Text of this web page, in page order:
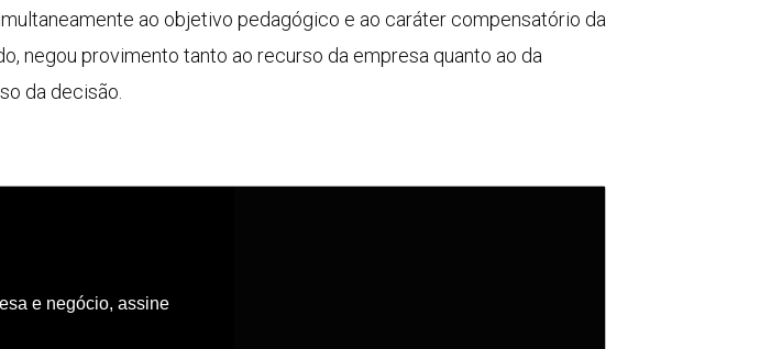
ao objetivo pedagógico e ao caráter compensatório da
negou provimento tanto ao recurso da empresa quanto ao da
da decisão.
e negócio, assine